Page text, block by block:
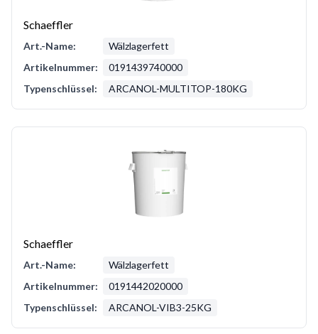
Schaeffler
Art.-Name:
Wälzlagerfett
Artikelnummer:
0191439740000
Typenschlüssel:
ARCANOL-MULTITOP-180KG
Schaeffler
Art.-Name:
Wälzlagerfett
Artikelnummer:
0191442020000
Typenschlüssel:
ARCANOL-VIB3-25KG